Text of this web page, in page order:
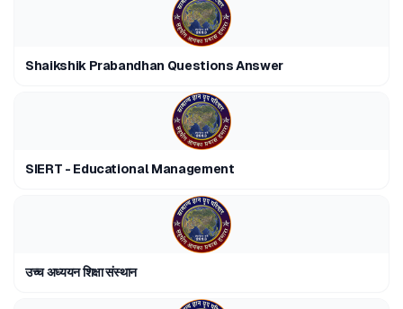
Shaikshik Prabandhan Questions Answer
SIERT - Educational Management
उच्च अध्ययन शिक्षा संस्थान